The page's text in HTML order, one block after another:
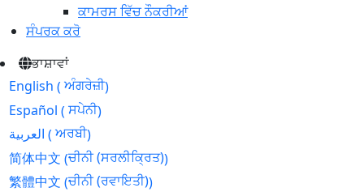
ਕਾਮਰਸ ਵਿੱਚ ਨੌਕਰੀਆਂ
ਸੰਪਰਕ ਕਰੋ
ਭਾਸ਼ਾਵਾਂ
English ( ਅੰਗਰੇਜ਼ੀ)
Español ( ਸਪੇਨੀ)
العربية ( ਅਰਬੀ)
简体中文 (ਚੀਨੀ (ਸਰਲੀਕ੍ਰਿਤ))
繁體中文 (ਚੀਨੀ (ਰਵਾਇਤੀ))